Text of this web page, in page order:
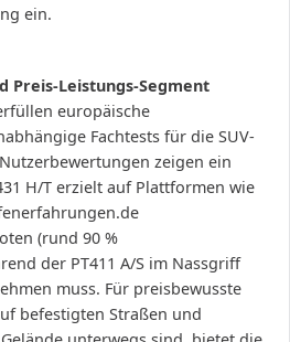
ein.
Preis-Leistungs-Segment
europäische
Fachtests für die SUV-
zeigen ein
H/T erzielt auf Plattformen wie
(rund 90 %
der PT411 A/S im Nassgriff
muss. Für preisbewusste
befestigten Straßen und